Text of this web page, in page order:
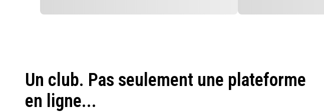
Un club. Pas seulement une plateforme
en ligne...